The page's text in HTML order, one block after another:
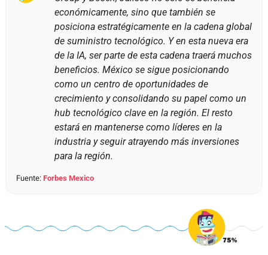
económicamente, sino que también se
posiciona estratégicamente en la cadena global
de suministro tecnológico. Y en esta nueva era
de la IA, ser parte de esta cadena traerá muchos
beneficios. México se sigue posicionando
como un centro de oportunidades de
crecimiento y consolidando su papel como un
hub tecnológico clave en la región. El resto
estará en mantenerse como líderes en la
industria y seguir atrayendo más inversiones
para la región.
Fuente: Forbes Mexico